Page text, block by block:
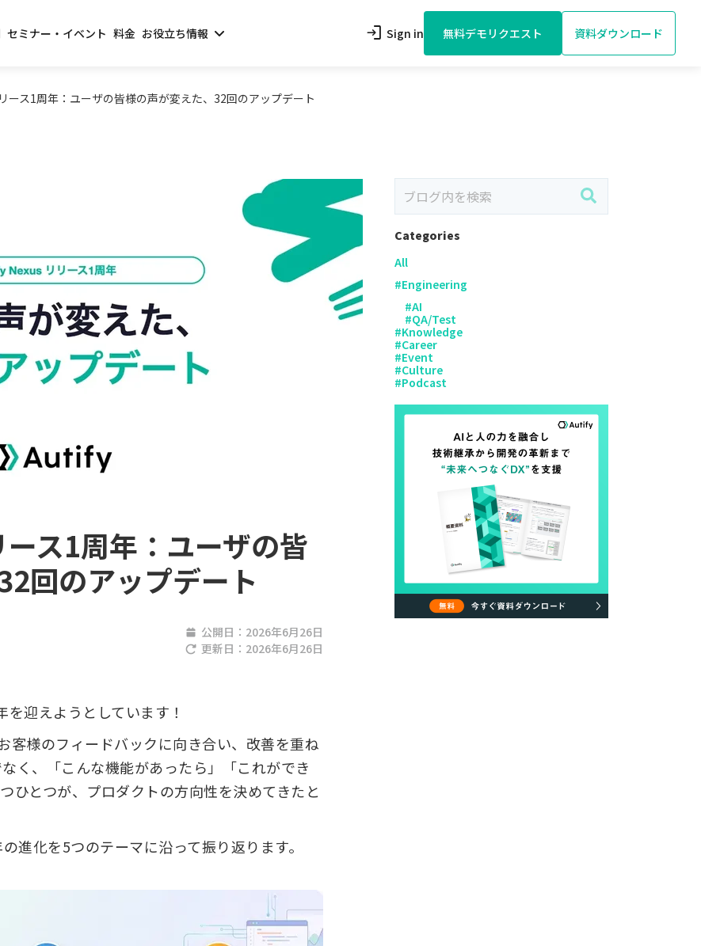
セミナー・イベント 料金 お役立ち情報 login Sign in 無料デモリクエスト 資料ダウンロード
ース1周年：ユーザの皆様の声が変えた、32回のアップデート
ス1周年：ユーザの皆
回のアップデート
公開日： 2026年6月26日
更新日： 2026年6月26日
迎えようとしています！
客様のフィードバックに向き合い、改善を重ね
く、「こんな機能があったら」「これができ
ひとつが、プロダクトの方向性を決めてきたと
進化を5つのテーマに沿って振り返ります。
Categories
All
#Engineering
#AI
#QA/Test
#Knowledge
#Career
#Event
#Culture
#Podcast